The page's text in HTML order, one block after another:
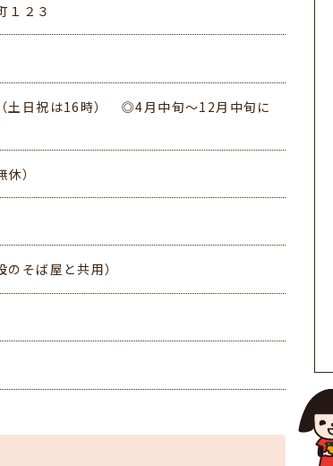
１２３
土日祝は16時） ◎4月中旬～12月中旬に
）
そば屋と共用）